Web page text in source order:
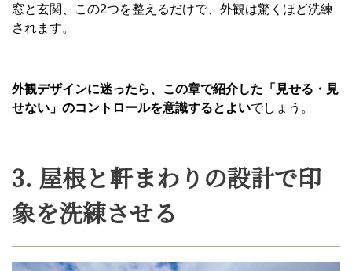
窓と玄関、この2つを整えるだけで、外観は驚くほど洗練
されます。
外観デザインに迷ったら、この章で紹介した「見せる・見
せない」のコントロールを意識するとよいでしょう。
3. 屋根と軒まわりの設計で印
象を洗練させる